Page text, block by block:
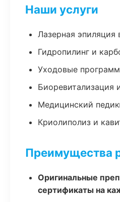
Наши услуги
Лазерная эпиляция
Гидропилинг и
Уходовые
Биоревитализация
Медицинский
Криолиполиз и
Преимущества
Оригинальные
сертификаты на